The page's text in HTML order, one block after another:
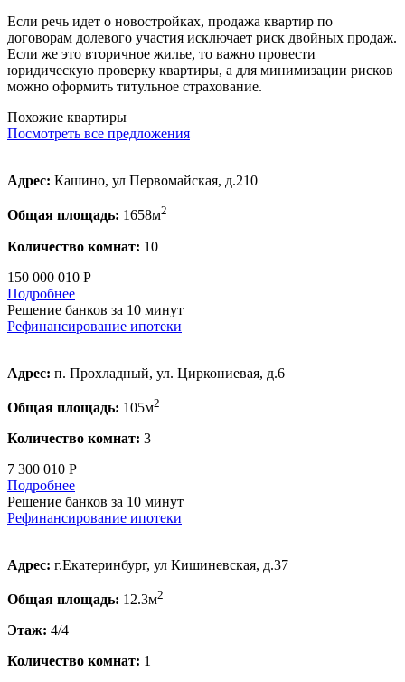
Если речь идет о новостройках, продажа квартир по
договорам долевого участия исключает риск двойных продаж.
Если же это вторичное жилье, то важно провести
юридическую проверку квартиры, а для минимизации рисков
можно оформить титульное страхование.
Похожие квартиры
Посмотреть все предложения
Адрес: Кашино, ул Первомайская, д.210
Общая площадь: 1658м2
Количество комнат: 10
150 000 010 Р
Подробнее
Решение банков за 10 минут
Рефинансирование ипотеки
Адрес: п. Прохладный, ул. Циркониевая, д.6
Общая площадь: 105м2
Количество комнат: 3
7 300 010 Р
Подробнее
Решение банков за 10 минут
Рефинансирование ипотеки
Адрес: г.Екатеринбург, ул Кишиневская, д.37
Общая площадь: 12.3м2
Этаж: 4/4
Количество комнат: 1